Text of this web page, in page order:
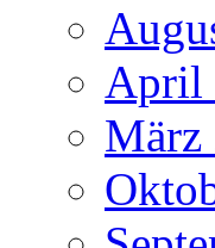
April
März